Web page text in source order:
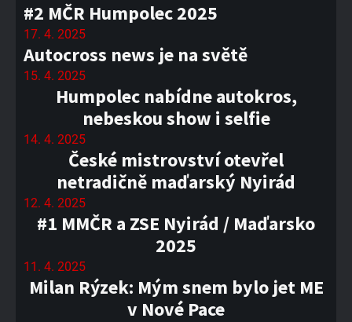
#2 MČR Humpolec 2025
17. 4. 2025
Autocross news je na světě
15. 4. 2025
Humpolec nabídne autokros,
nebeskou show i selfie
14. 4. 2025
České mistrovství otevřel
netradičně maďarský Nyirád
12. 4. 2025
#1 MMČR a ZSE Nyirád / Maďarsko
2025
11. 4. 2025
Milan Rýzek: Mým snem bylo jet ME
v Nové Pace